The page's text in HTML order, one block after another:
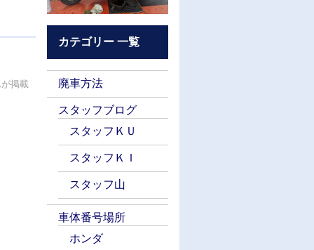
掲載
カテゴリー 一覧
廃車方法
スタッフブログ
スタッフＫＵ
スタッフＫＩ
スタッフ山
車体番号場所
ホンダ